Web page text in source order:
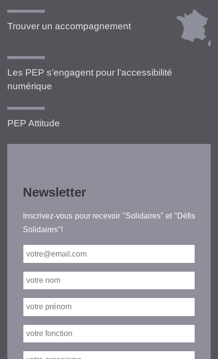
Trouver un accompagnement
Les PEP s’engagent pour l’accessibilité
numérique
PEP Attitude
Newsletter
Inscrivez-vous pour recevoir "Solidaires" et "Défis
Solidaires"!